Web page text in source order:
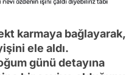
karmaya bağlayarak,
ele aldı.
günü detayına